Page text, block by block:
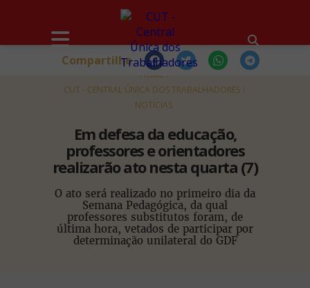
HOME
CUT - CENTRAL ÚNICA DOS TRABALHADORES
NOTÍCIAS
Em defesa da educação,
professores e orientadores
realizarão ato nesta quarta (7)
O ato será realizado no primeiro dia da
Semana Pedagógica, da qual
professores substitutos foram, de
última hora, vetados de participar por
determinação unilateral do GDF
Compartilhe